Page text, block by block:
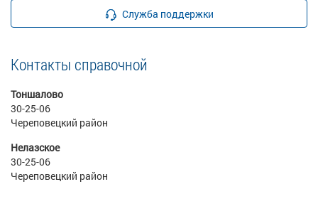
Служба поддержки
Контакты справочной
Тоншалово
30-25-06
Череповецкий район
Нелазское
30-25-06
Череповецкий район